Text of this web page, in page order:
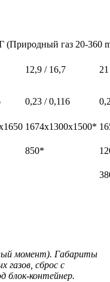
газ 20-360
12,9 / 16,7
0,23 / 0,116
1674х1300х1500*
850*
момент). Габариты
газов, сброс с
блок-контейнер.